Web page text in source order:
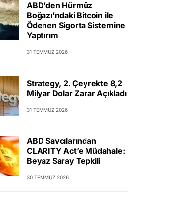
ABD’den Hürmüz
Boğazı’ndaki Bitcoin ile
Ödenen Sigorta Sistemine
Yaptırım
31 TEMMUZ 2026
Strategy, 2. Çeyrekte 8,2
Milyar Dolar Zarar Açıkladı
31 TEMMUZ 2026
ABD Savcılarından
CLARITY Act’e Müdahale:
Beyaz Saray Tepkili
30 TEMMUZ 2026